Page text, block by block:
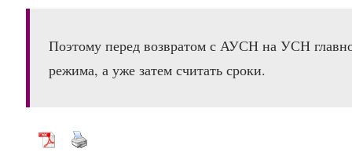
Поэтому перед возвратом с АУСН на УСН
режима, а уже затем считать сроки.